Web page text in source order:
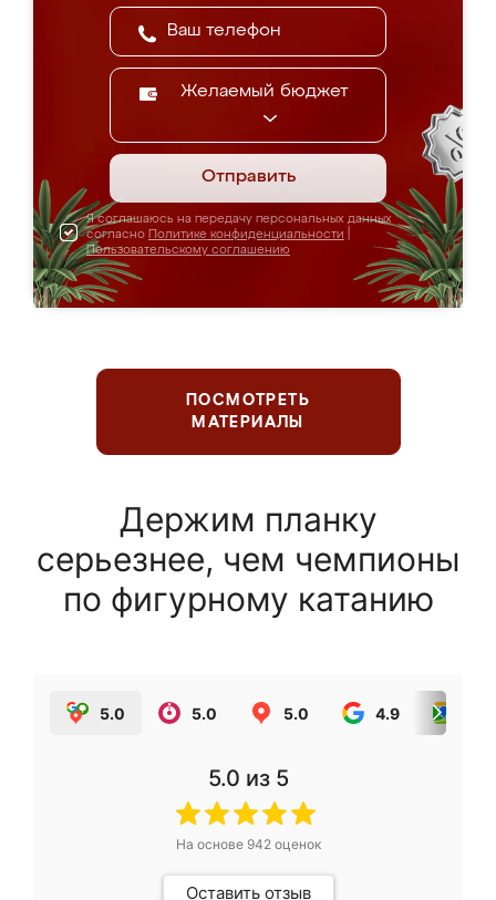
Желаемый бюджет
Отправить
Я соглашаюсь на передачу персональных данных
согласно Политике конфиденциальности
Пользовательскому соглашению
ПОСМОТРЕТЬ
МАТЕРИАЛЫ
Держим планку
серьезнее, чем чемпионы
по фигурному катанию
5.0 5.0 5.0 4.9
5.0 из 5
На основе 942оценок
Оставить отзыв